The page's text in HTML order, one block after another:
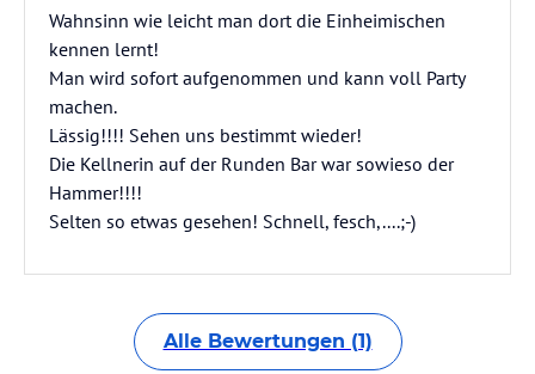
Wahnsinn wie leicht man dort die Einheimischen
kennen lernt!
Man wird sofort aufgenommen und kann voll Party
machen.
Lässig!!!! Sehen uns bestimmt wieder!
Die Kellnerin auf der Runden Bar war sowieso der
Hammer!!!!
Selten so etwas gesehen! Schnell, fesch,....;-)
Alle Bewertungen (1)